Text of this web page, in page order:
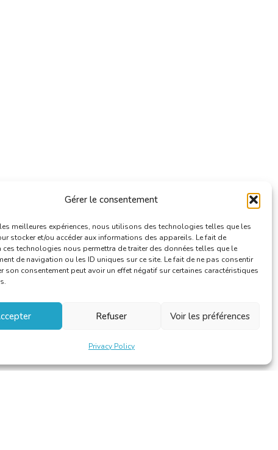
Gérer le consentement
meilleures expériences, nous utilisons des technologies telles que les
stocker et/ou accéder aux informations des appareils. Le fait de
ces technologies nous permettra de traiter des données telles que le
de navigation ou les ID uniques sur ce site. Le fait de ne pas consentir
son consentement peut avoir un effet négatif sur certaines caractéristiques
Refuser Voir les préférences
Privacy Policy